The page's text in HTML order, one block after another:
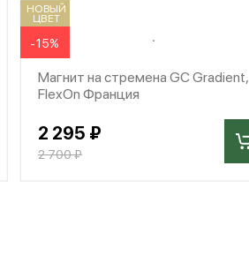
НОВЫЙ
ЦВЕТ
-15%
Магнит на стремена GC Gradient,
FlexOn Франция
2 295 ₽
2 700 ₽